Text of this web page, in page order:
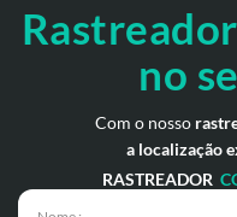
no
Com o nosso
a localização
RASTREADOR